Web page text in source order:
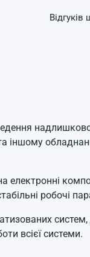
електронні
робочі
систем,
всієї системи.